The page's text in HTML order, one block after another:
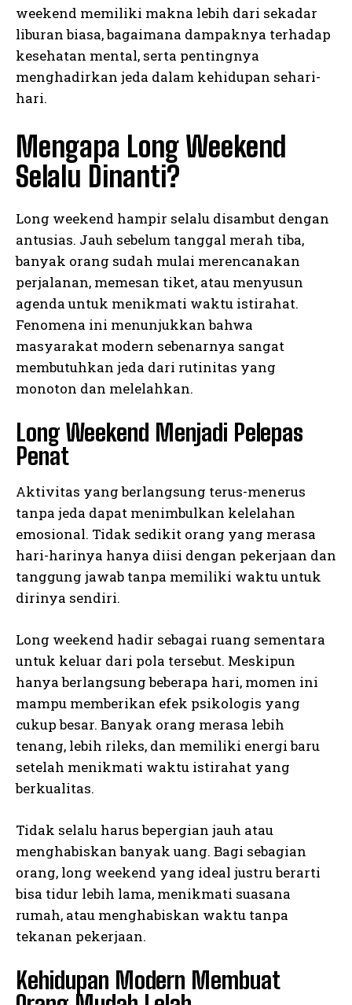
weekend memiliki makna lebih dari sekadar
liburan biasa, bagaimana dampaknya terhadap
kesehatan mental, serta pentingnya
menghadirkan jeda dalam kehidupan sehari-
hari.
Mengapa Long Weekend
Selalu Dinanti?
Long weekend hampir selalu disambut dengan
antusias. Jauh sebelum tanggal merah tiba,
banyak orang sudah mulai merencanakan
perjalanan, memesan tiket, atau menyusun
agenda untuk menikmati waktu istirahat.
Fenomena ini menunjukkan bahwa
masyarakat modern sebenarnya sangat
membutuhkan jeda dari rutinitas yang
monoton dan melelahkan.
Long Weekend Menjadi Pelepas
Penat
Aktivitas yang berlangsung terus-menerus
tanpa jeda dapat menimbulkan kelelahan
emosional. Tidak sedikit orang yang merasa
hari-harinya hanya diisi dengan pekerjaan dan
tanggung jawab tanpa memiliki waktu untuk
dirinya sendiri.
Long weekend hadir sebagai ruang sementara
untuk keluar dari pola tersebut. Meskipun
hanya berlangsung beberapa hari, momen ini
mampu memberikan efek psikologis yang
cukup besar. Banyak orang merasa lebih
tenang, lebih rileks, dan memiliki energi baru
setelah menikmati waktu istirahat yang
berkualitas.
Tidak selalu harus bepergian jauh atau
menghabiskan banyak uang. Bagi sebagian
orang, long weekend yang ideal justru berarti
bisa tidur lebih lama, menikmati suasana
rumah, atau menghabiskan waktu tanpa
tekanan pekerjaan.
Kehidupan Modern Membuat